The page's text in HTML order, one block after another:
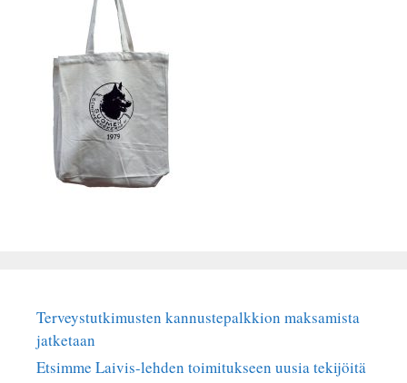
Terveystutkimusten kannustepalkkion maksamista
jatketaan
Etsimme Laivis-lehden toimitukseen uusia tekijöitä